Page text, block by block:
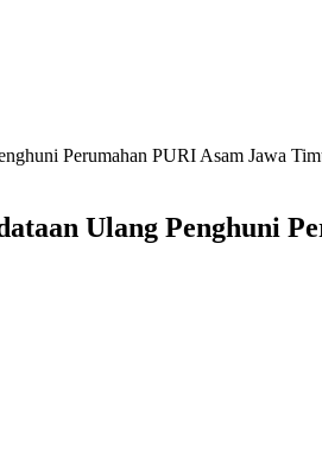
Perumahan PURI Asam Jawa
Ulang Penghuni